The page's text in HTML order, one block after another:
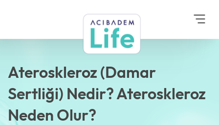
Beden Sağlığı
Sertliği) Nedir?
Ateroskleroz Neden Olur?
Ateroskleroz (Damar
Sertliği) Nedir? Ateroskleroz
Neden Olur?